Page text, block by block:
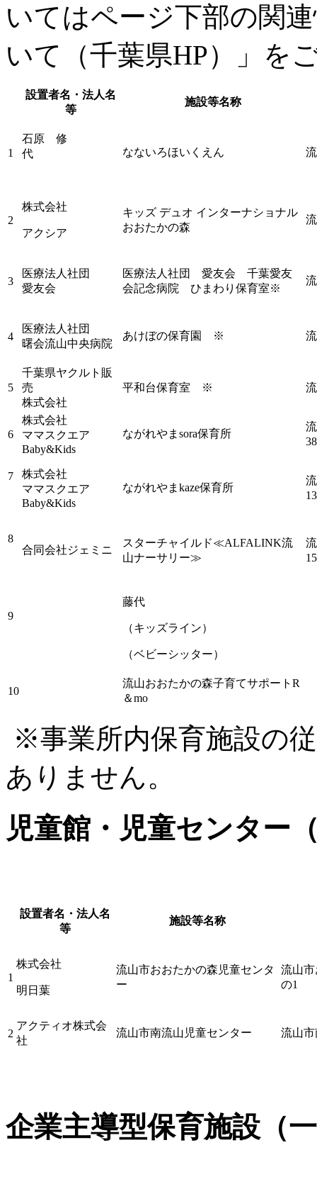
いてはページ下部の関
いて（千葉県HP）」を
設置者名・法人名
等
施設等名称
1
石原 修
代
なないろほいくえん
2
株式会社
アクシア
キッズ デュオ インターナショナル
おおたかの森
3
医療法人社団
愛友会
医療法人社団 愛友会 千葉愛友
会記念病院 ひまわり保育室※
4
医療法人社団
曙会流山中央病院
あけぼの保育園 ※
5
千葉県ヤクルト販
売
株式会社
平和台保育室 ※
6
株式会社
ママスクエア
Baby&Kids
ながれやまsora保育所
7
株式会社
ママスクエア
Baby&Kids
ながれやまkaze保育所
8
合同会社ジェミニ
スターチャイルド≪ALFALINK流
山ナーサリー≫
9
藤代
（キッズライン）
（ベビーシッター）
10
流山おおたかの森子育てサポートR
＆mo
※事業所内保育施設の
ありません。
児童館・児童センター
設置者名・法人名
等
施設等名称
1
株式会社
明日葉
流山市おおたかの森児童センタ
ー
流山
の1
2
アクティオ株式会
社
流山市南流山児童センター 流山市
企業主導型保育施設（